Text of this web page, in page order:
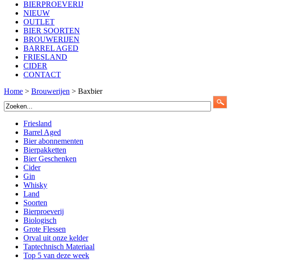
BIERPROEVERIJ
NIEUW
OUTLET
BIER SOORTEN
BROUWERIJEN
BARREL AGED
FRIESLAND
CIDER
CONTACT
Home > Brouwerijen > Baxbier
Friesland
Barrel Aged
Bier abonnementen
Bierpakketten
Bier Geschenken
Cider
Gin
Whisky
Land
Soorten
Bierproeverij
Biologisch
Grote Flessen
Orval uit onze kelder
Taptechnisch Materiaal
Top 5 van deze week